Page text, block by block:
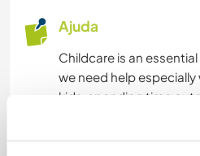
Ajuda
Childcare is an
we need help
kids, spending time
tasks. Our son is